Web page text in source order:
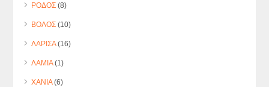
ΡΟΔΟΣ (8)
ΒΟΛΟΣ (10)
ΛΑΡΙΣΑ(16)
ΛΑΜΙΑ(1)
ΧΑΝΙΑ(6)